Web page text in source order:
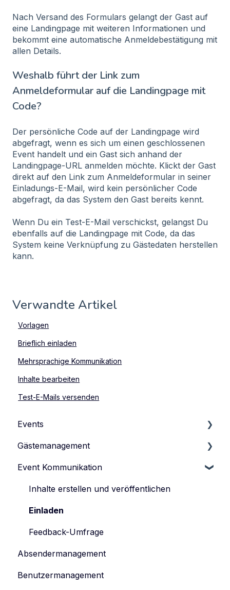
Nach Versand des Formulars gelangt der Gast auf
eine Landingpage mit weiteren Informationen und
bekommt eine automatische Anmeldebestätigung mit
allen Details.
Weshalb führt der Link zum
Anmeldeformular auf die Landingpage mit
Code?
Der persönliche Code auf der Landingpage wird
abgefragt, wenn es sich um einen geschlossenen
Event handelt und ein Gast sich anhand der
Landingpage-URL anmelden möchte. Klickt der Gast
direkt auf den Link zum Anmeldeformular in seiner
Einladungs-E-Mail, wird kein persönlicher Code
abgefragt, da das System den Gast bereits kennt.
Wenn Du ein Test-E-Mail verschickst, gelangst Du
ebenfalls auf die Landingpage mit Code, da das
System keine Verknüpfung zu Gästedaten herstellen
kann.
Verwandte Artikel
Vorlagen
Brieflich einladen
Mehrsprachige Kommunikation
Inhalte bearbeiten
Test-E-Mails versenden
Events
Events verwalten
Event-Typen
Event-Team verwalten
Gästemanagement
Gästeliste verwalten
Gästedaten verwalten
Anmeldeformular
Tickets verwalten
Datenschutz
Event Kommunikation
Inhalte erstellen und veröffentlichen
Einladen
Feedback-Umfrage
Absendermanagement
Benutzermanagement